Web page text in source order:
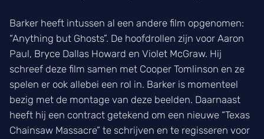
Barker heeft intussen al een andere film opgenomen:
“Anything but Ghosts”. De hoofdrollen zijn voor Aaron
Paul, Bryce Dallas Howard en Violet McGraw. Hij
schreef deze film samen met Cooper Tomlinson en ze
spelen er ook allebei een rol in. Barker is momenteel
bezig met de montage van deze beelden. Daarnaast
heeft hij een contract getekend om een nieuwe “Texas
Chainsaw Massacre” te schrijven en te regisseren voor